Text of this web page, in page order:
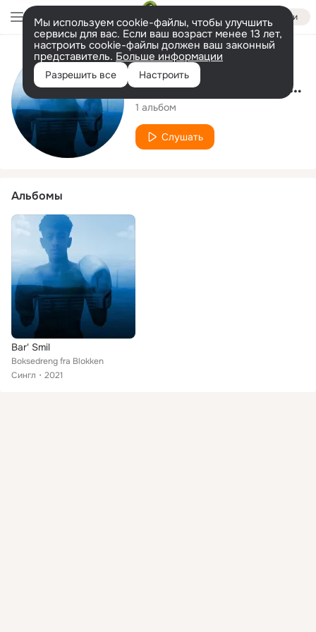
Войти
Мы используем cookie-файлы, чтобы улучшить
сервисы для вас. Если ваш возраст менее 13 лет,
настроить cookie-файлы должен ваш законный
представитель. Больше информации
Разрешить все Настроить
Исполнитель
Boksedreng fra Blokken
1 альбом
Слушать
Альбомы
Bar' Smil
Boksedreng fra Blokken
Сингл
2021